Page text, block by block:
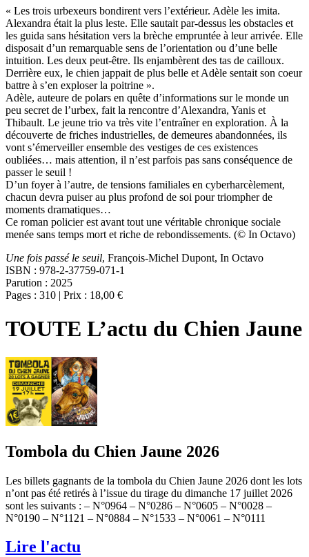
« Les trois urbexeurs bondirent vers l’extérieur. Adèle les imita.
Alexandra était la plus leste. Elle sautait par-dessus les obstacles et
les guida sans hésitation vers la brèche empruntée à leur arrivée. Elle
disposait d’un remarquable sens de l’orientation ou d’une belle
intuition. Les deux peut-être. Ils enjambèrent des tas de cailloux.
Derrière eux, le chien jappait de plus belle et Adèle sentait son coeur
battre à s’en exploser la poitrine ».
Adèle, auteure de polars en quête d’informations sur le monde un
peu secret de l’urbex, fait la rencontre d’Alexandra, Yanis et
Thibault. Le jeune trio va très vite l’entraîner en exploration. À la
découverte de friches industrielles, de demeures abandonnées, ils
vont s’émerveiller ensemble des vestiges de ces existences
oubliées… mais attention, il n’est parfois pas sans conséquence de
passer le seuil !
D’un foyer à l’autre, de tensions familiales en cyberharcèlement,
chacun devra puiser au plus profond de soi pour triompher de
moments dramatiques…
Ce roman policier est avant tout une véritable chronique sociale
menée sans temps mort et riche de rebondissements. (© In Octavo)
Une fois passé le seuil, François-Michel Dupont, In Octavo
ISBN : 978-2-37759-071-1
Parution : 2025
Pages : 310 | Prix : 18,00 €
TOUTE L’actu du Chien Jaune
Tombola du Chien Jaune 2026
Les billets gagnants de la tombola du Chien Jaune 2026 dont les lots
n’ont pas été retirés à l’issue du tirage du dimanche 17 juillet 2026
sont les suivants : – N°0964 – N°0286 – N°0605 – N°0028 –
N°0190 – N°1121 – N°0884 – N°1533 – N°0061 – N°0111
Lire l'actu